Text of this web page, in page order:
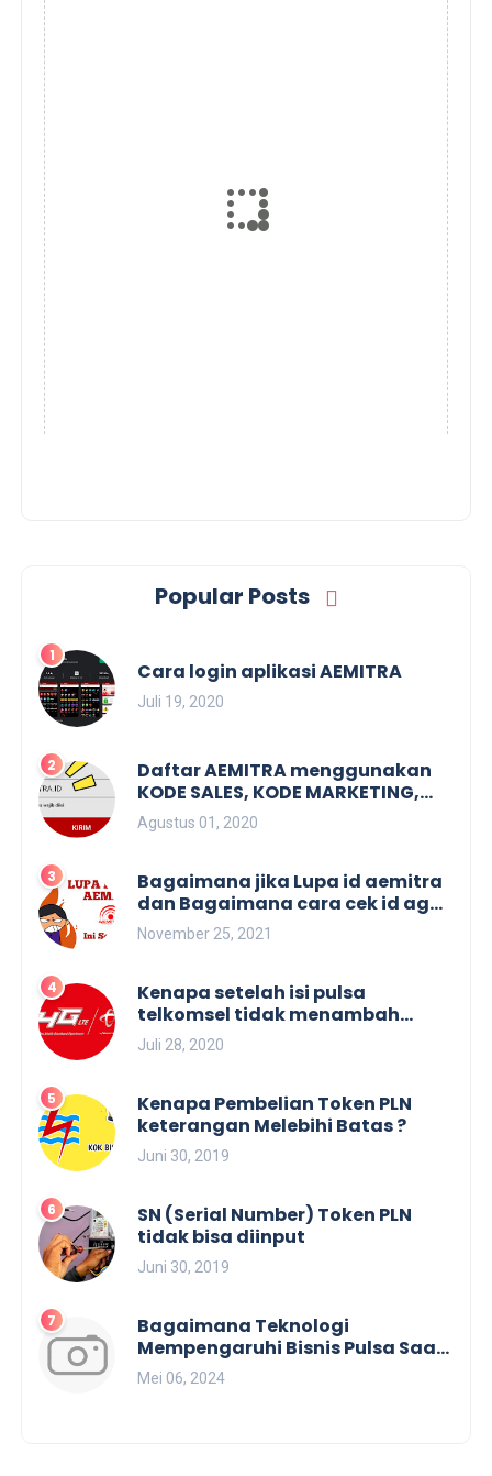
Popular Posts
Cara login aplikasi AEMITRA
Juli 19, 2020
Daftar AEMITRA menggunakan
KODE SALES, KODE MARKETING,
KODE REFFERAL. Dan membuat
KODE SALES.
Agustus 01, 2020
Bagaimana jika Lupa id aemitra
dan Bagaimana cara cek id agen
aemitra
November 25, 2021
Kenapa setelah isi pulsa
telkomsel tidak menambah
masa aktif
Juli 28, 2020
Kenapa Pembelian Token PLN
keterangan Melebihi Batas ?
Juni 30, 2019
SN (Serial Number) Token PLN
tidak bisa diinput
Juni 30, 2019
Bagaimana Teknologi
Mempengaruhi Bisnis Pulsa Saat
Ini?
Mei 06, 2024